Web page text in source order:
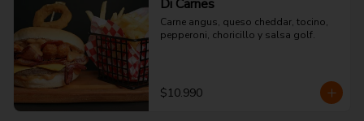
Di Carnes
Carne angus, queso cheddar, tocino,
pepperoni, choricillo y salsa golf.
$10.990